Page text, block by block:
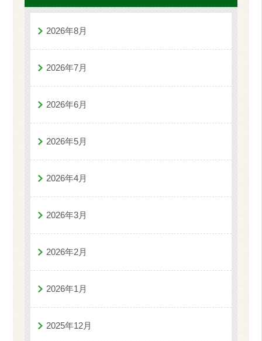
2026年8月
2026年7月
2026年6月
2026年5月
2026年4月
2026年3月
2026年2月
2026年1月
2025年12月